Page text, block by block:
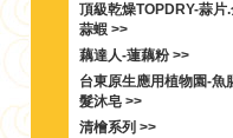
頂級乾燥TOPDRY-蒜片
蒜蝦 >>
藕達人-蓮藕粉 >>
台東原生應用植物園-魚
髮沐皂 >>
清檜系列 >>